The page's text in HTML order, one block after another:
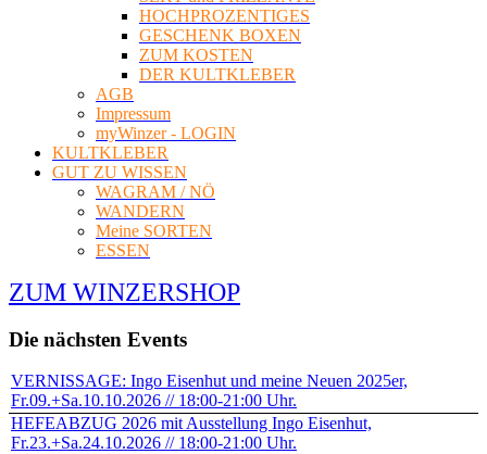
HOCHPROZENTIGES
GESCHENK BOXEN
ZUM KOSTEN
DER KULTKLEBER
AGB
Impressum
myWinzer - LOGIN
KULTKLEBER
GUT ZU WISSEN
WAGRAM / NÖ
WANDERN
Meine SORTEN
ESSEN
ZUM WINZERSHOP
Die nächsten Events
VERNISSAGE: Ingo Eisenhut und meine Neuen 2025er,
Fr.09.+Sa.10.10.2026 // 18:00-21:00 Uhr.
HEFEABZUG 2026 mit Ausstellung Ingo Eisenhut,
Fr.23.+Sa.24.10.2026 // 18:00-21:00 Uhr.